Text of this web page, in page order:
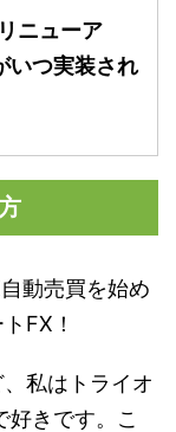
ニューア
いつ実装され
動売買を始め
FX！
私はトライオ
きです。こ